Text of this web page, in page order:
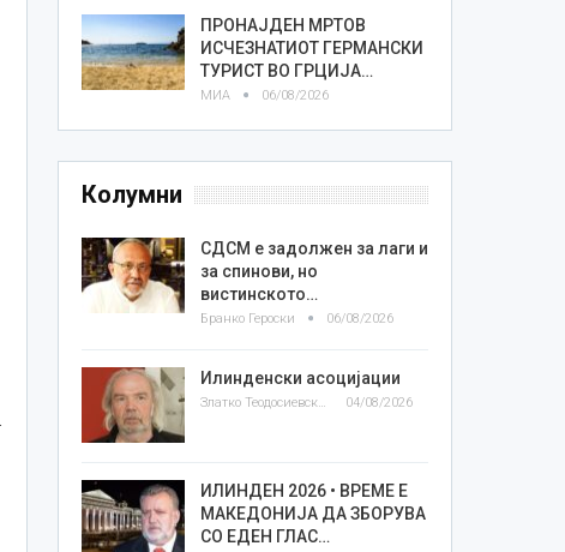
ПРОНАЈДЕН МРТОВ
ИСЧЕЗНАТИОТ ГЕРМАНСКИ
ТУРИСТ ВО ГРЦИЈА…
МИА 06/08/2026
Колумни
СДСМ е задолжен за лаги и
за спинови, но
вистинското…
Бранко Героски 06/08/2026
Илинденски асоцијации
Златко Теодосиевски 04/08/2026
ИЛИНДЕН 2026 • ВРЕМЕ Е
МАКЕДОНИЈА ДА ЗБОРУВА
СО ЕДЕН ГЛАС…